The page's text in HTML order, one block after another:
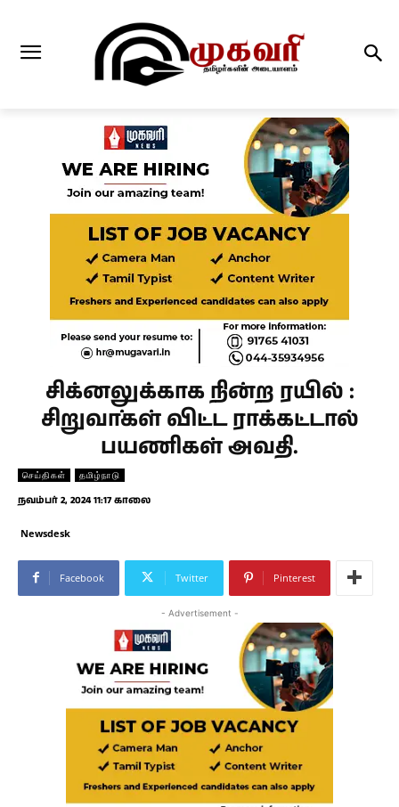
சிக்னலுக்காக நின்ற ரயில் :
சிறுவா்கள் விட்ட ராக்கட்டால்
பயணிகள் அவதி.
செய்திகள் தமிழ்நாடு
நவம்பர் 2, 2024 11:17 காலை
Newsdesk
Facebook Twitter Pinterest
- Advertisement -